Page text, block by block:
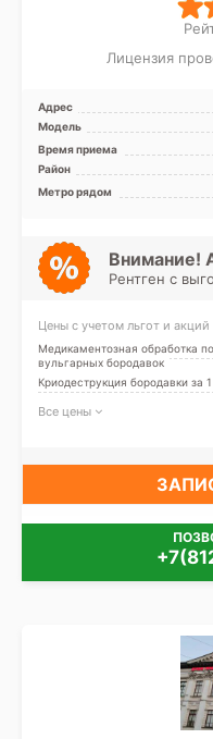
Лицензия
Адрес
Модель
Время приема
Район
Метро рядом
Внимание!
Рентген с
Цены с учетом льгот и
Медикаментозная обработка
вульгарных бородавок
Криодеструкция бородавки за
Все цены